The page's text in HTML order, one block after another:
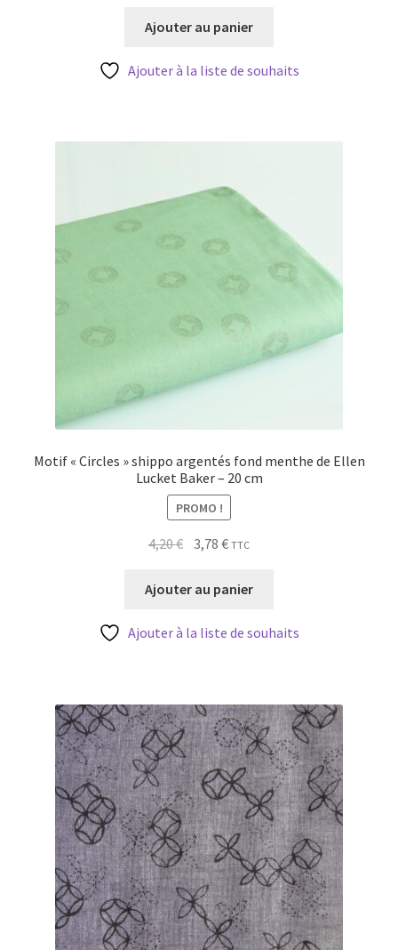
Ajouter au panier
Ajouter à la liste de souhaits
Motif « Circles » shippo argentés fond menthe de Ellen
Lucket Baker – 20 cm
PROMO !
4,20€ Le
initial
4,20 €.
3,78€Le
actuel
3,78 €.
TTC
Ajouter au panier
Ajouter à la liste de souhaits